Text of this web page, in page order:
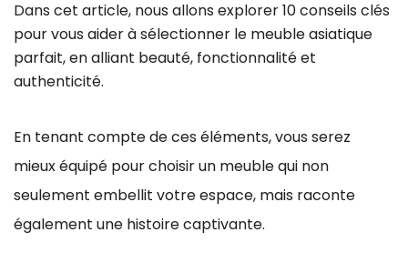
Dans cet article, nous allons explorer 10 conseils clés
pour vous aider à sélectionner le meuble asiatique
parfait, en alliant beauté, fonctionnalité et
authenticité.
En tenant compte de ces éléments, vous serez
mieux équipé pour choisir un meuble qui non
seulement embellit votre espace, mais raconte
également une histoire captivante.